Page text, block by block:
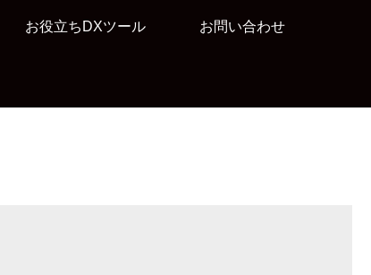
お役立ちDXツール お問い合わせ